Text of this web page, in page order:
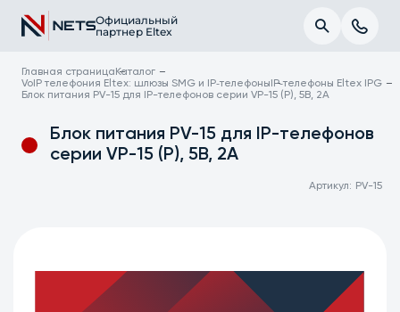
Официальный
партнер Eltex
Главная страница Каталог
VoIP телефония Eltex: шлюзы SMG и IP‑телефоны IP‑телефоны Eltex IPG
Блок питания PV-15 для IP-телефонов серии VP-15 (P), 5В, 2А
Блок питания PV-15 для IP-телефонов
серии VP-15 (P), 5В, 2А
Артикул: PV-15